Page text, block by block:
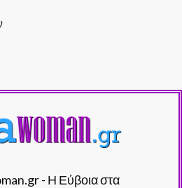
- Η Εύβοια στα